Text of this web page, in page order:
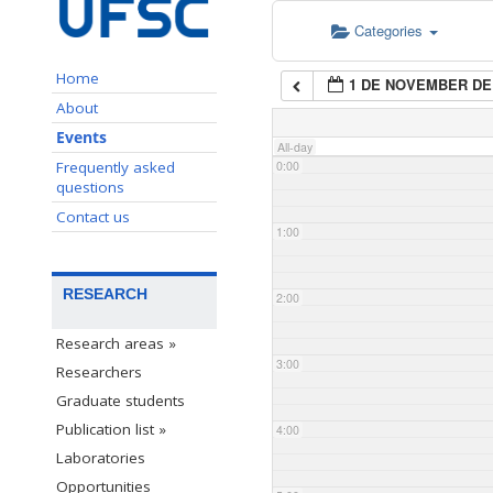
Home
About
Events
Frequently asked
questions
Contact us
RESEARCH
Research areas »
Researchers
Graduate students
Publication list »
Laboratories
Opportunities
Categories
1 DE NOVEMBER
All-day
0:00
1:00
2:00
3:00
4:00